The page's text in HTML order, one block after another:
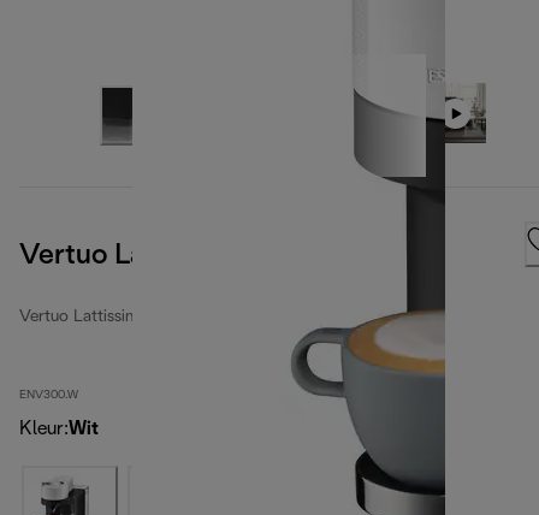
Vertuo Lattissima, wit
Vertuo Lattissima
ENV300.W
Kleur:Wit